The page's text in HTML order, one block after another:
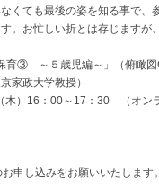
くても最後の姿を知る事で、
。お忙しい折とは存じますが
育③ ～５歳児編～」（俯瞰図
政大学教授）
）16：00～17：30 （オンラ
無料
申し込みをお願いいたします。